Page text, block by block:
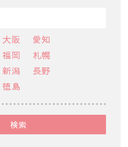
大阪
愛知
福岡
札幌
新潟
長野
徳島
検索